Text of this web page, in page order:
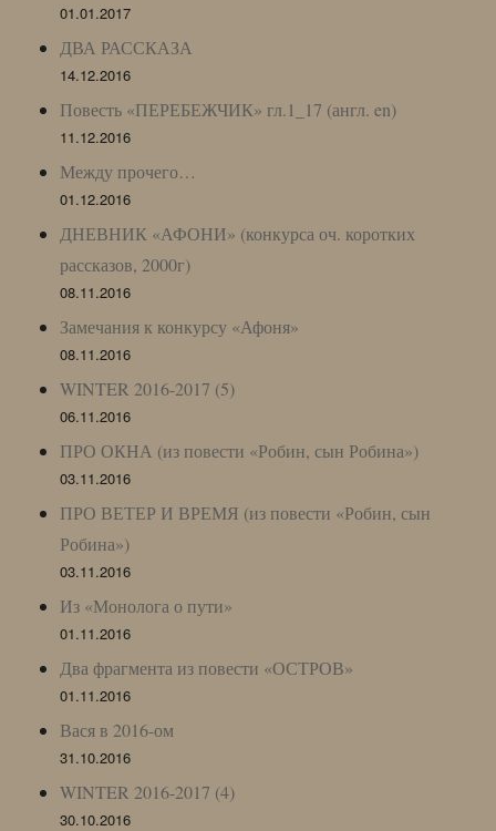
01.01.2017
ДВА РАССКАЗА
14.12.2016
Повесть «ПЕРЕБЕЖЧИК» гл.1_17 (англ. en)
11.12.2016
Между прочего…
01.12.2016
ДНЕВНИК «АФОНИ» (конкурса оч. коротких
рассказов, 2000г)
08.11.2016
Замечания к конкурсу «Афоня»
08.11.2016
WINTER 2016-2017 (5)
06.11.2016
ПРО ОКНА (из повести «Робин, сын Робина»)
03.11.2016
ПРО ВЕТЕР И ВРЕМЯ (из повести «Робин, сын
Робина»)
03.11.2016
Из «Монолога о пути»
01.11.2016
Два фрагмента из повести «ОСТРОВ»
01.11.2016
Вася в 2016-ом
31.10.2016
WINTER 2016-2017 (4)
30.10.2016